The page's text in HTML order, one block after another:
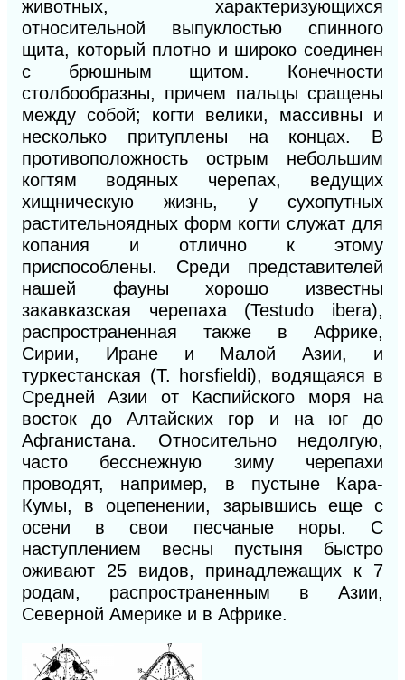
животных, характеризующихся
относительной выпуклостью спинного
щита, который плотно и широко соединен
с брюшным щитом. Конечности
столбообразны, причем пальцы сращены
между собой; когти велики, массивны и
несколько притуплены на концах. В
противоположность острым небольшим
когтям водяных черепах, ведущих
хищническую жизнь, у сухопутных
растительноядных форм когти служат для
копания и отлично к этому
приспособлены. Среди представителей
нашей фауны хорошо известны
закавказская черепаха (Testudo ibera),
распространенная также в Африке,
Сирии, Иране и Малой Азии, и
туркестанская (Т. horsfieldi), водящаяся в
Средней Азии от Каспийского моря на
восток до Алтайских гор и на юг до
Афганистана. Относительно недолгую,
часто бесснежную зиму черепахи
проводят, например, в пустыне Кара-
Кумы, в оцепенении, зарывшись еще с
осени в свои песчаные норы. С
наступлением весны пустыня быстро
оживают 25 видов, принадлежащих к 7
родам, распространенным в Азии,
Северной Америке и в Африке.